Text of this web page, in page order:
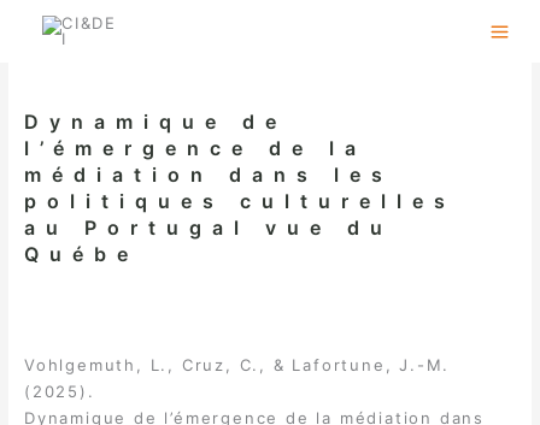
Dynamique de
l’émergence de la
médiation dans les
politiques culturelles
au Portugal vue du
Québe
Vohlgemuth, L., Cruz, C., & Lafortune, J.-M.
(2025).
Dynamique de l’émergence de la médiation dans